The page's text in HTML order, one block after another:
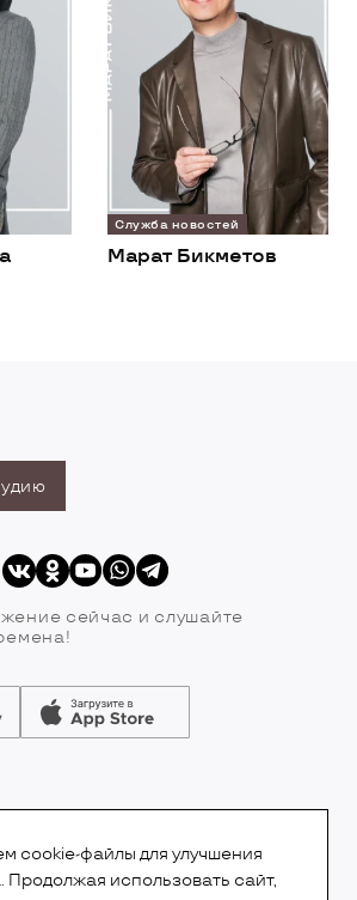
Служба новостей
Марат Бикметов
сейчас и слушайте
2026© Радио 7
cookie-файлы для улучшения
Продолжая использовать сайт,